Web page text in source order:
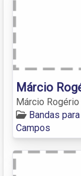
Márcio
Márcio
Bandas
Campos